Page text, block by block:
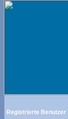
Registrierte Benutzer